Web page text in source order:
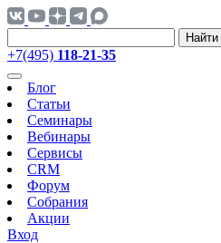
Найти
+7(495) 118-21-35
Блог
Статьи
Семинары
Вебинары
Сервисы
CRM
Форум
Собрания
Акции
Вход